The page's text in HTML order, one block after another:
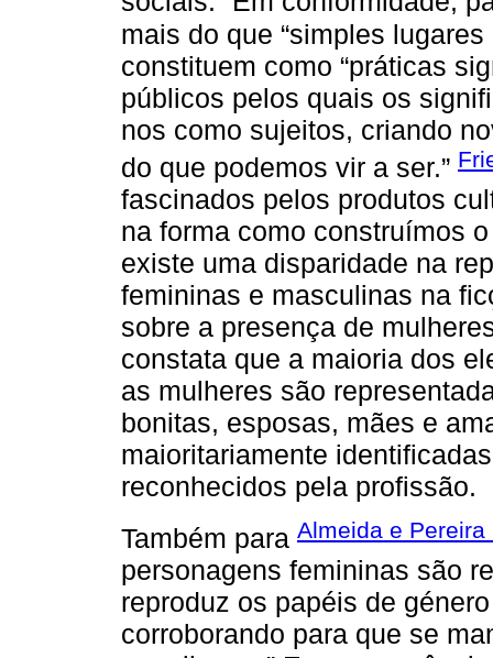
mais do que “simples
constituem como “práticas
públicos pelos quais os
nos como sujeitos, criando
do que podemos vir a ser.”
fascinados pelos produtos
na forma como construímos
existe uma disparidade na
femininas e masculinas na
sobre a presença de
constata que a maioria dos
as mulheres são
bonitas, esposas, mães e
maioritariamente
reconhecidos pela profissão.
Também para Almeida e Pereira
personagens femininas são
reproduz os papéis de
corroborando para que se